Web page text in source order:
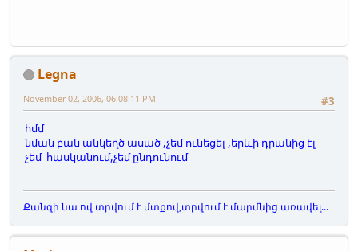
Legna
#3
November 02, 2006, 06:08:11 PM
հմմ
նման բան անկեղծ ասած ,չեմ ունեցել ,երևի դրանից էլ
չեմ հասկանում,չեմ ընդունում
Քանզի նա ով տրվում է մտքով,տրվում է մարմնից առավել...